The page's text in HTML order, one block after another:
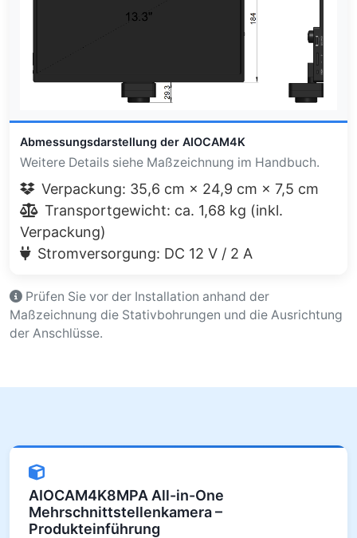
Abmessungsdarstellung der AIOCAM4K
Weitere Details siehe Maßzeichnung im Handbuch.
Verpackung: 35,6 cm × 24,9 cm × 7,5 cm
Transportgewicht: ca. 1,68 kg (inkl.
Verpackung)
Stromversorgung: DC 12 V / 2 A
Prüfen Sie vor der Installation anhand der
Maßzeichnung die Stativbohrungen und die Ausrichtung
der Anschlüsse.
AIOCAM4K8MPA All-in-One
Mehrschnittstellenkamera –
Produkteinführung